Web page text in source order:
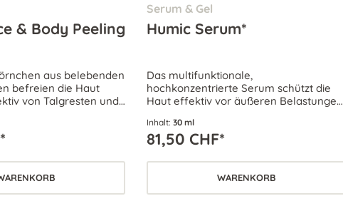
& Body Peeling
aus belebenden
befreien die Haut
von Talgresten und
rein.
Serum & Gel
Humic Serum*
Das multifunktionale,
hochkonzentrierte Serum schützt die
Haut effektiv vor äußeren Belastungen
tägliche Wirkstoff-Boost – für jeden
Hauttyp.
Inhalt:30 ml
81,50 CHF*
WARENKORB